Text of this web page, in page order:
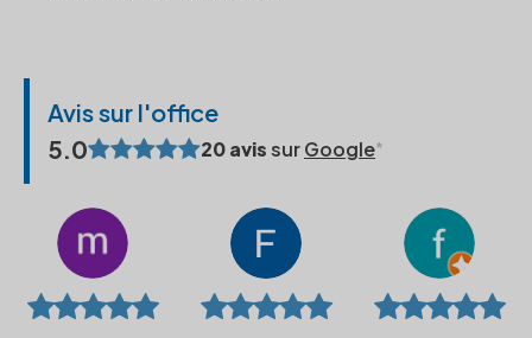
Avis sur l'office
5.0
20 avissurGoogle